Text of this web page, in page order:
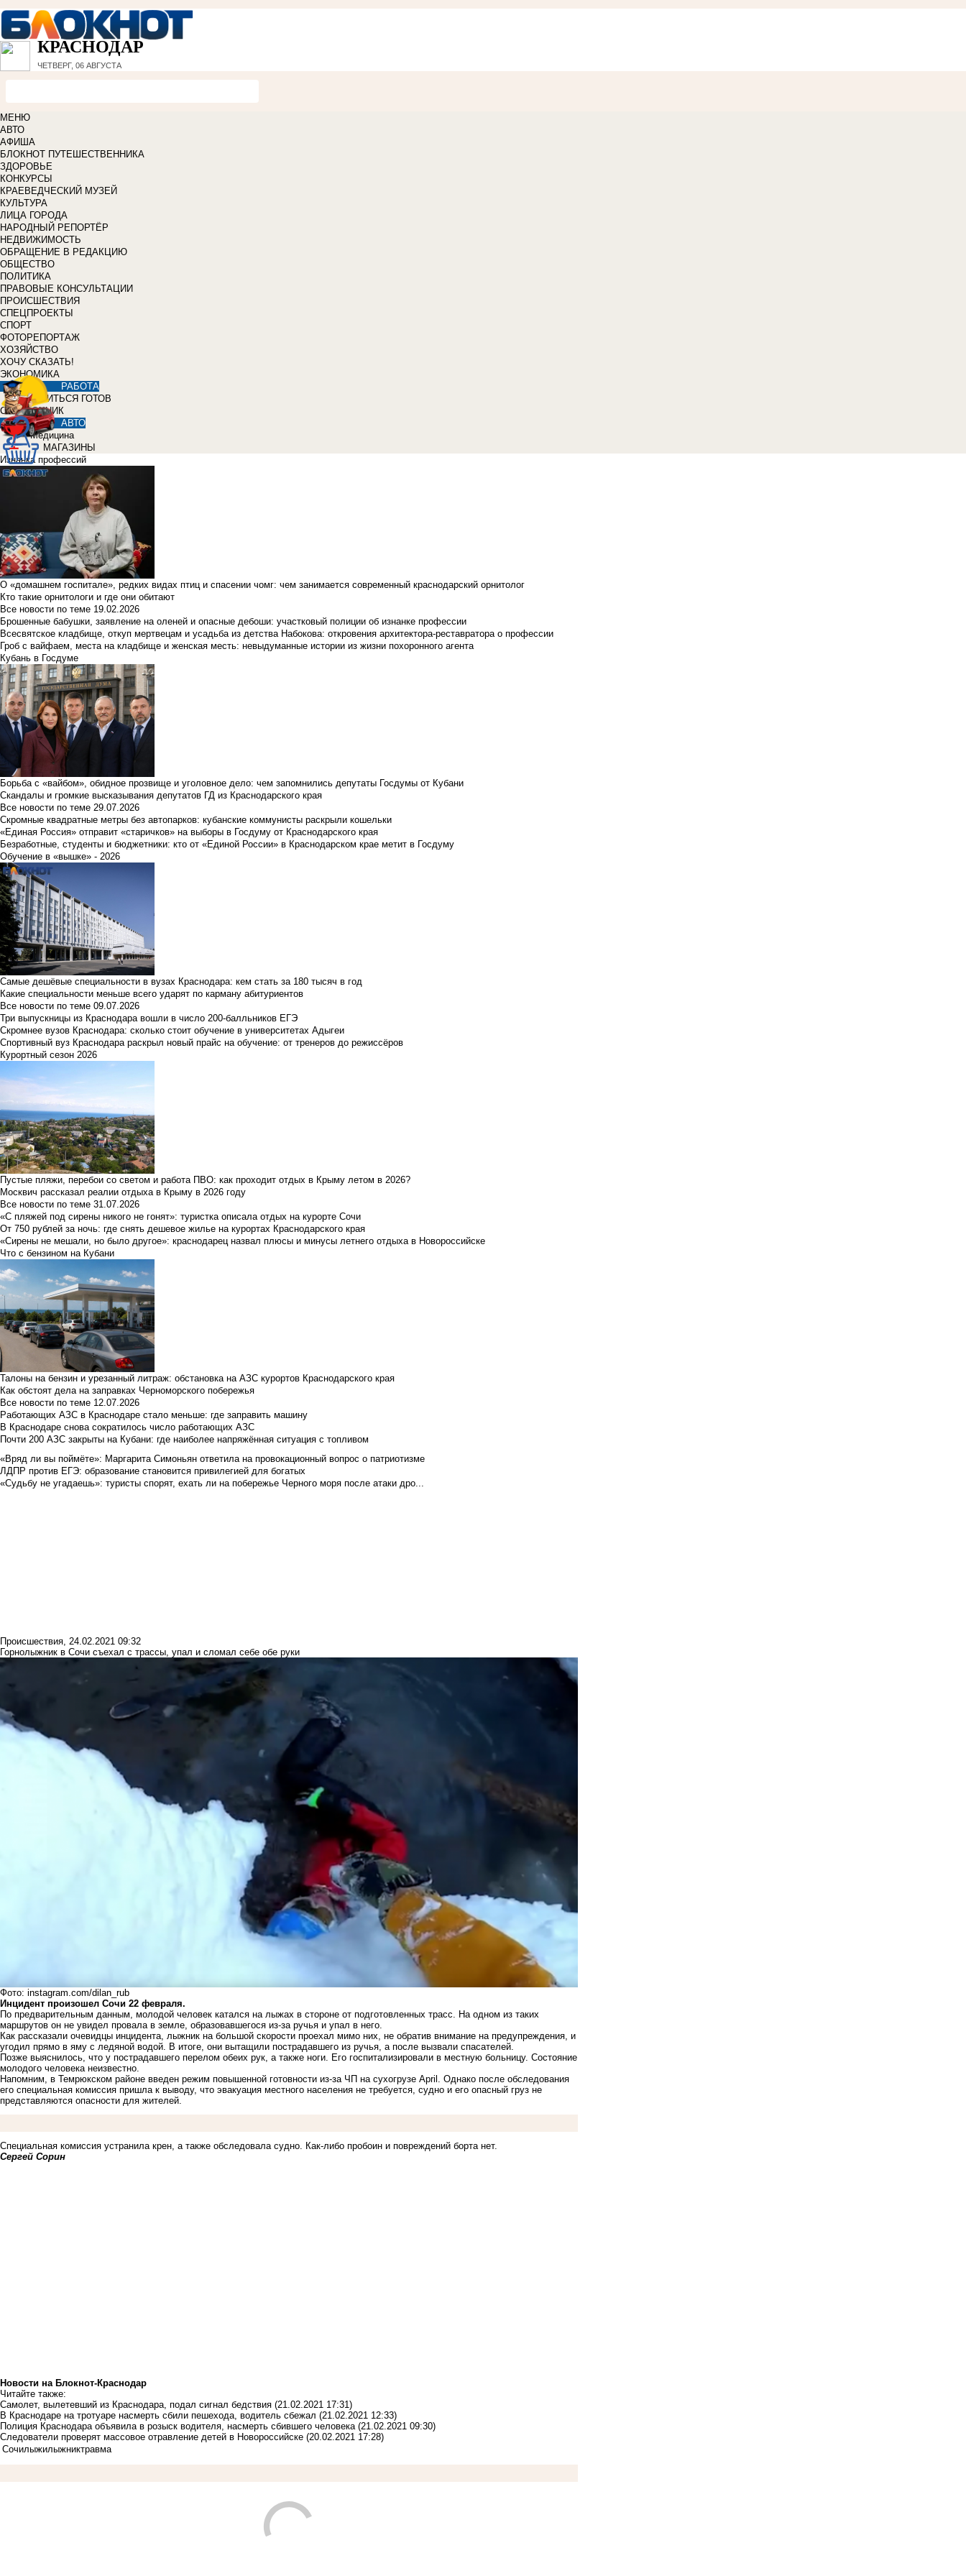
КРАСНОДАР
ЧЕТВЕРГ, 06 АВГУСТА
МЕНЮ
АВТО
АФИША
БЛОКНОТ ПУТЕШЕСТВЕННИКА
ЗДОРОВЬЕ
КОНКУРСЫ
КРАЕВЕДЧЕСКИЙ МУЗЕЙ
КУЛЬТУРА
ЛИЦА ГОРОДА
НАРОДНЫЙ РЕПОРТЁР
НЕДВИЖИМОСТЬ
ОБРАЩЕНИЕ В РЕДАКЦИЮ
ОБЩЕСТВО
ПОЛИТИКА
ПРАВОВЫЕ КОНСУЛЬТАЦИИ
ПРОИСШЕСТВИЯ
СПЕЦПРОЕКТЫ
СПОРТ
ФОТОРЕПОРТАЖ
ХОЗЯЙСТВО
ХОЧУ СКАЗАТЬ!
ЭКОНОМИКА
РАБОТА
УЧИТЬСЯ ГОТОВ
СПРАВОЧНИК
АВТО
Медицина
МАГАЗИНЫ
Изнанка профессий
О «домашнем госпитале», редких видах птиц и спасении чомг: чем занимается современный краснодарский орнитолог
Кто такие орнитологи и где они обитают
Все новости по теме 19.02.2026
Брошенные бабушки, заявление на оленей и опасные дебоши: участковый полиции об изнанке профессии
Всесвятское кладбище, откуп мертвецам и усадьба из детства Набокова: откровения архитектора-реставратора о профессии
Гроб с вайфаем, места на кладбище и женская месть: невыдуманные истории из жизни похоронного агента
Кубань в Госдуме
Борьба с «вайбом», обидное прозвище и уголовное дело: чем запомнились депутаты Госдумы от Кубани
Скандалы и громкие высказывания депутатов ГД из Краснодарского края
Все новости по теме 29.07.2026
Скромные квадратные метры без автопарков: кубанские коммунисты раскрыли кошельки
«Единая Россия» отправит «старичков» на выборы в Госдуму от Краснодарского края
Безработные, студенты и бюджетники: кто от «Единой России» в Краснодарском крае метит в Госдуму
Обучение в «вышке» - 2026
Самые дешёвые специальности в вузах Краснодара: кем стать за 180 тысяч в год
Какие специальности меньше всего ударят по карману абитуриентов
Все новости по теме 09.07.2026
Три выпускницы из Краснодара вошли в число 200-балльников ЕГЭ
Скромнее вузов Краснодара: сколько стоит обучение в университетах Адыгеи
Спортивный вуз Краснодара раскрыл новый прайс на обучение: от тренеров до режиссёров
Курортный сезон 2026
Пустые пляжи, перебои со светом и работа ПВО: как проходит отдых в Крыму летом в 2026?
Москвич рассказал реалии отдыха в Крыму в 2026 году
Все новости по теме 31.07.2026
«С пляжей под сирены никого не гонят»: туристка описала отдых на курорте Сочи
От 750 рублей за ночь: где снять дешевое жилье на курортах Краснодарского края
«Сирены не мешали, но было другое»: краснодарец назвал плюсы и минусы летнего отдыха в Новороссийске
Что с бензином на Кубани
Талоны на бензин и урезанный литраж: обстановка на АЗС курортов Краснодарского края
Как обстоят дела на заправках Черноморского побережья
Все новости по теме 12.07.2026
Работающих АЗС в Краснодаре стало меньше: где заправить машину
В Краснодаре снова сократилось число работающих АЗС
Почти 200 АЗС закрыты на Кубани: где наиболее напряжённая ситуация с топливом
«Вряд ли вы поймёте»: Маргарита Симоньян ответила на провокационный вопрос о патриотизме
ЛДПР против ЕГЭ: образование становится привилегией для богатых
«Судьбу не угадаешь»: туристы спорят, ехать ли на побережье Черного моря после атаки дро...
Происшествия, 24.02.2021 09:32
Горнолыжник в Сочи съехал с трассы, упал и сломал себе обе руки
Фото: instagram.com/dilan_rub
Инцидент произошел Сочи 22 февраля.
По предварительным данным, молодой человек катался на лыжах в стороне от подготовленных трасс. На одном из таких
маршрутов он не увидел провала в земле, образовавшегося из-за ручья и упал в него.
Как рассказали очевидцы инцидента, лыжник на большой скорости проехал мимо них, не обратив внимание на предупреждения, и
угодил прямо в яму с ледяной водой. В итоге, они вытащили пострадавшего из ручья, а после вызвали спасателей.
Позже выяснилось, что у пострадавшего перелом обеих рук, а также ноги. Его госпитализировали в местную больницу. Состояние
молодого человека неизвестно.
Напомним, в Темрюкском районе введен режим повышенной готовности из-за ЧП на сухогрузе April . Однако после обследования
его специальная комиссия пришла к выводу, что эвакуация местного населения не требуется, судно и его опасный груз не
представляются опасности для жителей.
Специальная комиссия устранила крен, а также обследовала судно. Как-либо пробоин и повреждений борта нет.
Сергей Сорин
Новости на Блoкнoт-Краснодар
Читайте также:
Самолет, вылетевший из Краснодара, подал сигнал бедствия (21.02.2021 17:31)
В Краснодаре на тротуаре насмерть сбили пешехода, водитель сбежал (21.02.2021 12:33)
Полиция Краснодара объявила в розыск водителя, насмерть сбившего человека (21.02.2021 09:30)
Следователи проверят массовое отравление детей в Новороссийске (20.02.2021 17:28)
Сочилыжилыжниктравма